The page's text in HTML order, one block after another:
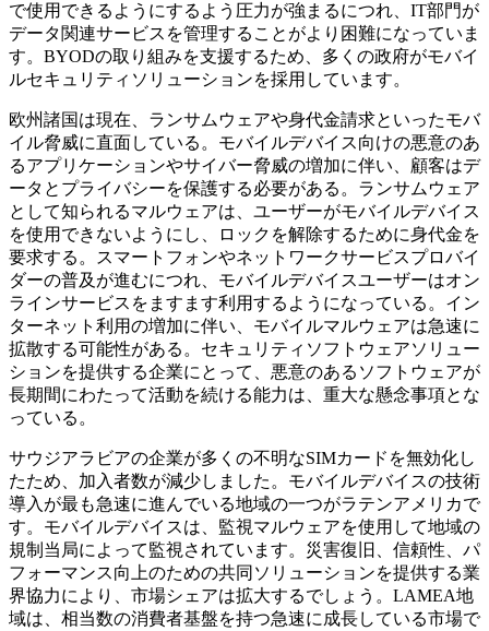
で使用できるようにするよう圧力が強まるにつれ、IT部門が
データ関連サービスを管理することがより困難になっていま
す。BYODの取り組みを支援するため、多くの政府がモバイ
ルセキュリティソリューションを採用しています。
欧州諸国は現在、ランサムウェアや身代金請求といったモバ
イル脅威に直面している。モバイルデバイス向けの悪意のあ
るアプリケーションやサイバー脅威の増加に伴い、顧客はデ
ータとプライバシーを保護する必要がある。ランサムウェア
として知られるマルウェアは、ユーザーがモバイルデバイス
を使用できないようにし、ロックを解除するために身代金を
要求する。スマートフォンやネットワークサービスプロバイ
ダーの普及が進むにつれ、モバイルデバイスユーザーはオン
ラインサービスをますます利用するようになっている。イン
ターネット利用の増加に伴い、モバイルマルウェアは急速に
拡散する可能性がある。セキュリティソフトウェアソリュー
ションを提供する企業にとって、悪意のあるソフトウェアが
長期間にわたって活動を続ける能力は、重大な懸念事項とな
っている。
サウジアラビアの企業が多くの不明なSIMカードを無効化し
たため、加入者数が減少しました。モバイルデバイスの技術
導入が最も急速に進んでいる地域の一つがラテンアメリカで
す。モバイルデバイスは、監視マルウェアを使用して地域の
規制当局によって監視されています。災害復旧、信頼性、パ
フォーマンス向上のための共同ソリューションを提供する業
界協力により、市場シェアは拡大するでしょう。LAMEA地
域は、相当数の消費者基盤を持つ急速に成長している市場で